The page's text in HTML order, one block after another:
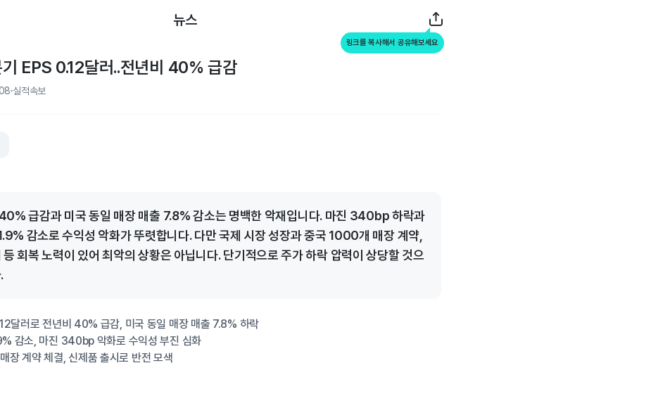
뉴스
링크를 복사해서 공유해보세요
EPS 0.12달러..전년비 40% 급감
실적속보
급감과 미국 동일 매장 매출 7.8% 감소는 명백한 악재입니다. 마진 340bp 하락과
감소로 수익성 악화가 뚜렷합니다. 다만 국제 시장 성장과 중국 1000개 매장 계약,
회복 노력이 있어 최악의 상황은 아닙니다. 단기적으로 주가 하락 압력이 상당할 것으
달러로 전년비 40% 급감, 미국 동일 매장 매출 7.8% 하락
감소, 마진 340bp 악화로 수익성 부진 심화
장 계약 체결, 신제품 출시로 반전 모색